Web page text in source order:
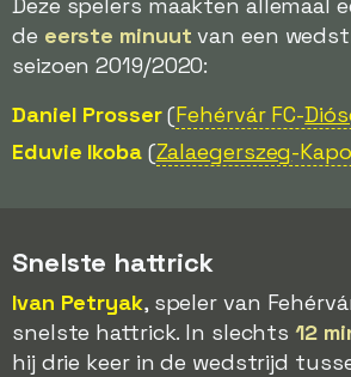
de eerste minuut van een
seizoen 2019/2020:
Daniel Prosser(Fehérvár FC-
Eduvie Ikoba(Zalaegerszeg-
Snelste hattrick
Ivan Petryak, speler van
snelste hattrick. In slechts12
hij drie keer in de wedstrijd